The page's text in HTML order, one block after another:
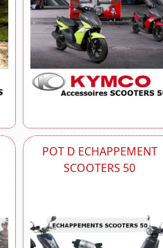
POT D ECHAPPEMENT
SCOOTERS 50